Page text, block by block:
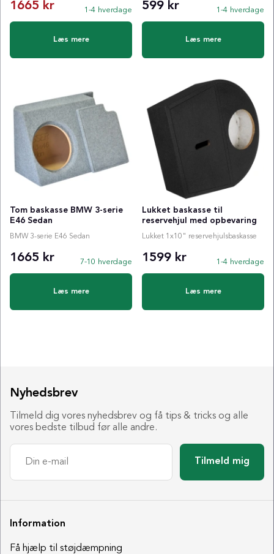
1665 kr
Normalpris:
1-4 hverdage
Læs mere
599 kr 1-4 hverdage
Læs mere
Tom baskasse BMW 3-serie
E46 Sedan
BMW 3-serie E46 Sedan
1665 kr 7-10 hverdage
Læs mere
Lukket baskasse til
reservehjul med opbevaring
Lukket 1x10" reservehjulsbaskasse
1599 kr 1-4 hverdage
Læs mere
Nyhedsbrev
Tilmeld dig vores nyhedsbrev og få tips & tricks og alle
vores bedste tilbud før alle andre.
Tilmeld mig
Information
Få hjælp til støjdæmpning